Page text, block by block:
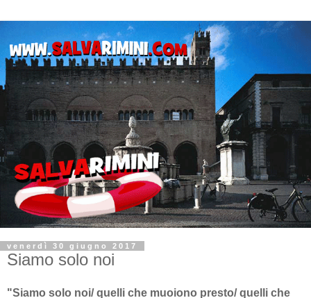
venerdì 30 giugno 2017
Siamo solo noi
"Siamo solo noi/ quelli che muoiono presto/ quelli che